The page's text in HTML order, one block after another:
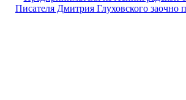
Писателя Дмитрия Глуховского